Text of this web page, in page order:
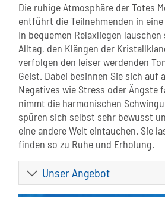
Die ruhige Atmosphäre der Totes
entführt die Teilnehmenden in
In bequemen Relaxliegen
Alltag, den Klängen der
verfolgen den leiser werdenden
Geist. Dabei besinnen Sie sich auf
Negatives wie Stress oder Ängste
nimmt die harmonischen
spüren sich selbst sehr bewusst
eine andere Welt eintauchen. Sie
finden so zu Ruhe und Erholung.
Unser Angebot